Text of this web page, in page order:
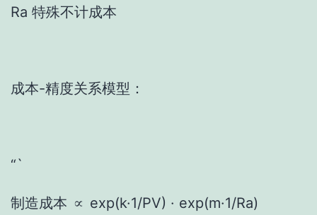
Ra 特殊不计成本
成本-精度关系模型：
“`
制造成本 ∝ exp(k·1/PV) · exp(m·1/Ra)